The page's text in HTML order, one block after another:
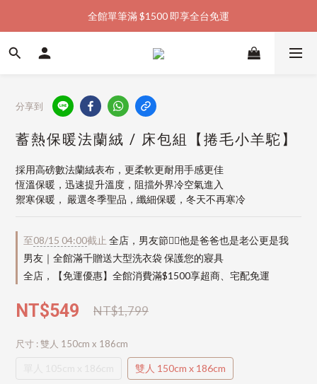
加入會員購物金  馬上領  馬上折
全館單筆滿 $1500 即享全台免運
加入會員購物金  馬上領  馬上折
分享到
蓄熱保暖法蘭絨 / 床包組【捲毛小羊駝】
採用高磅數法蘭絨表布，更柔軟更耐用手感更佳
恆溫保暖，迅速提升溫度，阻擋外界冷空氣進入
禦寒保暖， 嚴選冬季聖品，纖細保暖，冬天不再寒冷
至08/15 04:00截止 全店，男友節👱‍♂️他是爸爸也是老公更是我
男友｜全館滿千贈送大型洗衣袋 保護您的寢具
全店，【免運優惠】全館消費滿$1500享超商、宅配免運
NT$1,799
NT$549
尺寸 : 雙人 150cm x 186cm
雙人 150cm x 186cm